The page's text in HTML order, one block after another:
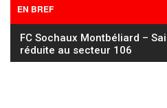
EN BREF
FC Sochaux Montbéliard –
réduite au secteur 106